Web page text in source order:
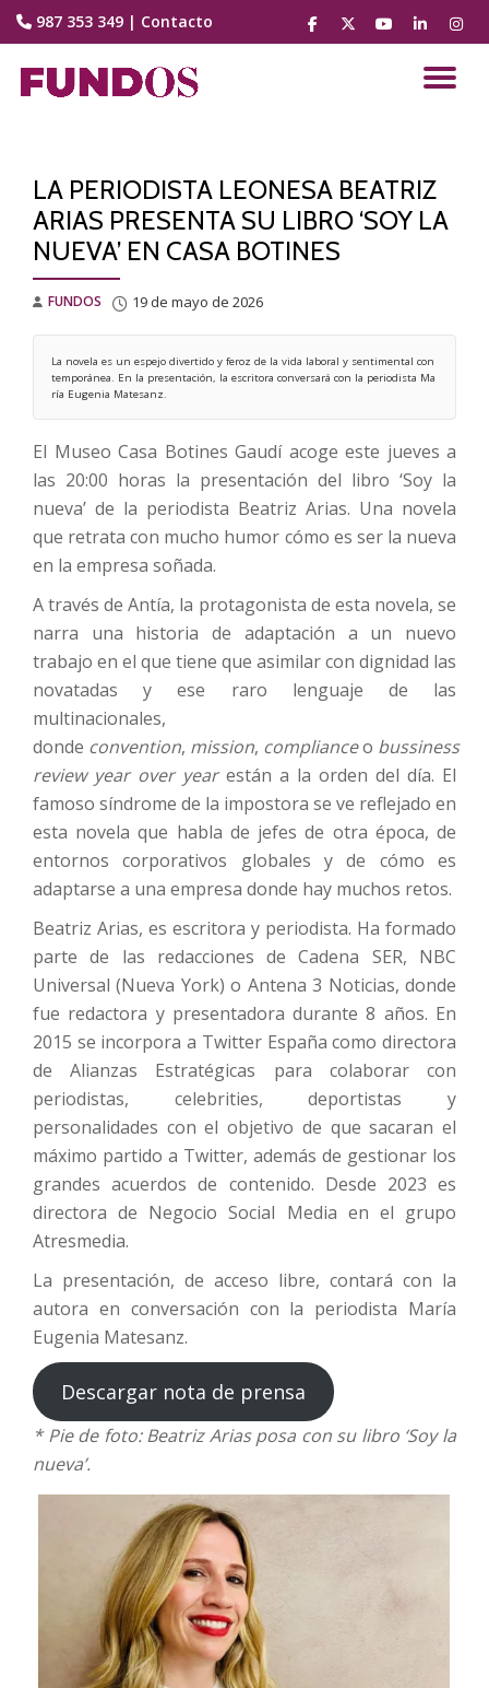
contenido
987 353 349 | Contacto
fa-
facebook
fa-
brands
fa-
youtube-
fa-
linkedin
fa-
LA PERIODISTA LEONESA BEATRIZ
ARIAS PRESENTA SU LIBRO ‘SOY LA
NUEVA’ EN CASA BOTINES
FUNDOS 19 de mayo de 2026
La novela es un espejo divertido y feroz de la vida laboral y sentimental con
temporánea. En la presentación, la escritora conversará con la periodista Ma
ría Eugenia Matesanz.
El Museo Casa Botines Gaudí acoge este jueves a
las 20:00 horas la presentación del libro ‘Soy la
nueva’ de la periodista Beatriz Arias. Una novela
que retrata con mucho humor cómo es ser la nueva
en la empresa soñada.
A través de Antía, la protagonista de esta novela, se
narra una historia de adaptación a un nuevo
trabajo en el que tiene que asimilar con dignidad las
novatadas y ese raro lenguaje de las
multinacionales,
donde convention, mission, complianceo bussiness
review year over yearestán a la orden del día. El
famoso síndrome de la impostora se ve reflejado en
esta novela que habla de jefes de otra época, de
entornos corporativos globales y de cómo es
adaptarse a una empresa donde hay muchos retos.
Beatriz Arias, es escritora y periodista. Ha formado
parte de las redacciones de Cadena SER, NBC
Universal (Nueva York) o Antena 3 Noticias, donde
fue redactora y presentadora durante 8 años. En
2015 se incorpora a Twitter España como directora
de Alianzas Estratégicas para colaborar con
periodistas, celebrities, deportistas y
personalidades con el objetivo de que sacaran el
máximo partido a Twitter, además de gestionar los
grandes acuerdos de contenido. Desde 2023 es
directora de Negocio Social Media en el grupo
Atresmedia.
La presentación, de acceso libre, contará con la
autora en conversación con la periodista María
Eugenia Matesanz.
Descargar nota de prensa
* Pie de foto: Beatriz Arias posa con su libro ‘Soy la
nueva’.